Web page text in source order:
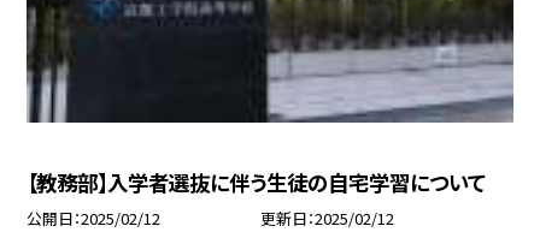
【教務部】入学者選抜に伴う生徒の自宅学習について
公開日 2025/02/12 更新日 2025/02/12